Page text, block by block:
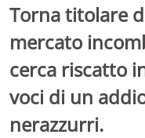
Torna titolare
mercato
cerca riscatto
voci di un
nerazzurri.